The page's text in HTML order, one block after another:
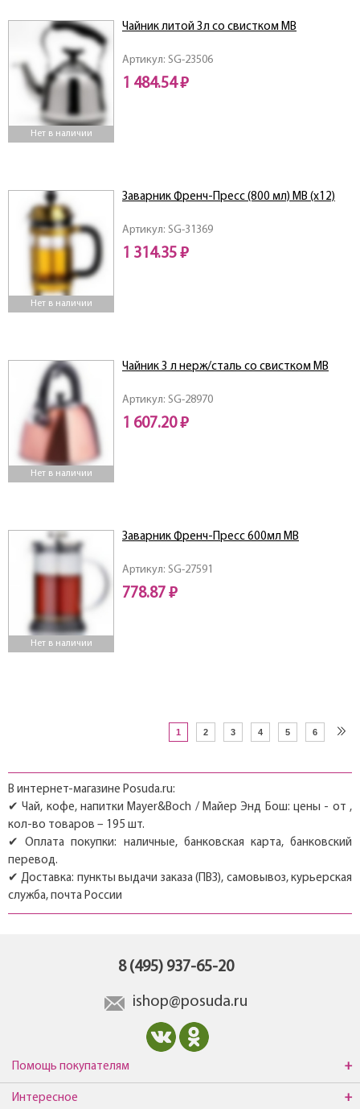
Нет в наличии
Артикул: SG-23506
Чайник литой 3л со свистком МВ
1 484.54 ₽
Нет в наличии
Артикул: SG-31369
Заварник Френч-Пресс (800 мл) MB (x12)
1 314.35 ₽
Нет в наличии
Артикул: SG-28970
Чайник 3 л нерж/сталь со свистком MB
1 607.20 ₽
Нет в наличии
Артикул: SG-27591
Заварник Френч-Пресс 600мл MB
778.87 ₽
1 2 3 4 5 6
В интернет-магазине Posuda.ru:
✔ Чай, кофе, напитки Mayer&Boch / Майер Энд Бош: цены - от ,
кол-во товаров – 195 шт.
✔ Оплата покупки: наличные, банковская карта, банковский
перевод.
✔ Доставка: пункты выдачи заказа (ПВЗ), самовывоз, курьерская
служба, почта России
8 (495) 937-65-20
ishop@posuda.ru
Помощь покупателям
Интересное